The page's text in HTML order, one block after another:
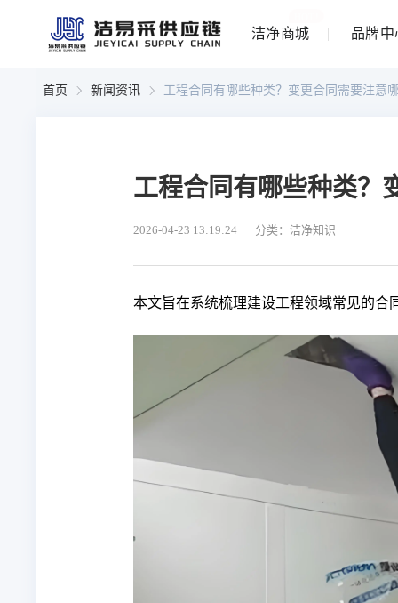
洁净商城 品牌中
首页 新闻资讯 工程合同有哪些种类？变更合同需要注意
工程合同有哪些种类？
2026-04-23 13:19:24 分类：洁净知识
本文旨在系统梳理建设工程领域常见的合